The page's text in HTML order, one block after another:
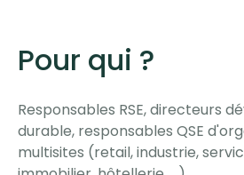
Pour qui ?
Responsables RSE, directeurs
durable, responsables QSE
multisites (retail, industrie,